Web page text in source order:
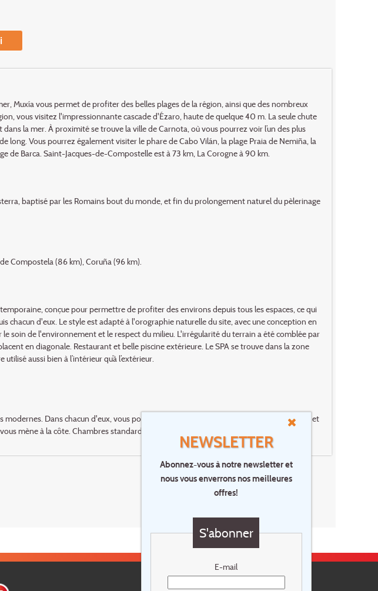
NEWSLETTER
Abonnez-vous à notre newsletter et
nous vous enverrons nos meilleures
offres!
S'abonner
E-mail
Muxía vous permet de profiter des belles plages de la région, ainsi que des nombreux
vous visitez l'impressionnante cascade d'Ézaro, haute de quelque 40 m. La seule chute
la mer. À proximité se trouve la ville de Carnota, où vous pourrez voir l’un des plus
long. Vous pourrez également visiter le phare de Cabo Vilán, la plage Praia de Nemiña, la
de Barca. Saint-Jacques-de-Compostelle est à 73 km, La Corogne à 90 km.
baptisé par les Romains bout du monde, et fin du prolongement naturel du pèlerinage
Compostela (86 km), Coruña (96 km).
conçue pour permettre de profiter des environs depuis tous les espaces, ce qui
chacun d'eux. Le style est adapté à l'orographie naturelle du site, avec une conception en
soin de l'environnement et le respect du milieu. L'irrégularité du terrain a été comblée par
en diagonale. Restaurant et belle piscine extérieure. Le SPA se trouve dans la zone
aussi bien à l’intérieur qu’à l’extérieur.
modernes. Dans chacun d'eux, vous pourrez profiter du confort, de l'élégance du design et
mène à la côte. Chambres standard, supérieures et junior suites.